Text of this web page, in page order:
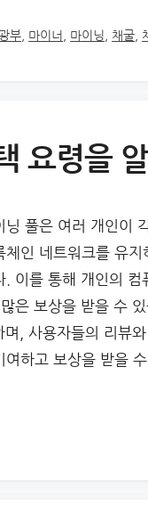
부 마이너 마이닝 채굴
요령을
닝 풀은 여러 개인이
체인 네트워크를 유
. 이를 통해 개인의
은 보상을 받을 수
, 사용자들의 리뷰
하고 보상을 받을